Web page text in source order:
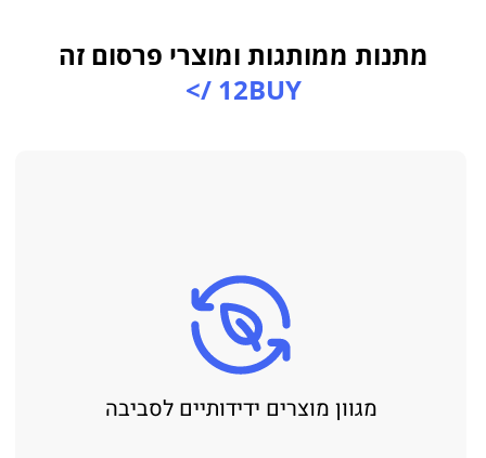
מתנות ממותגות ומוצרי פרסום זה
12BUY />
מגוון מוצרים ידידותיים לסביבה